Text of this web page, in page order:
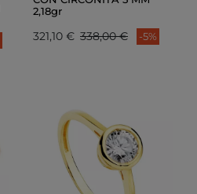
2,18gr
321,10 € 338,00 € -5%